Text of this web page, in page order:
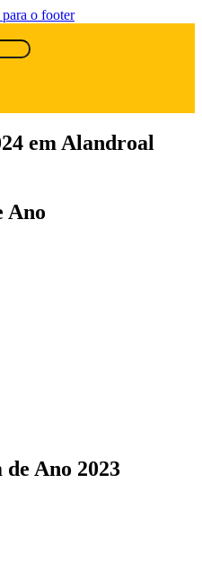
o footer
em Alandroal
Ano
de Ano 2023